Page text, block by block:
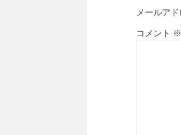
メールア
コメント ※